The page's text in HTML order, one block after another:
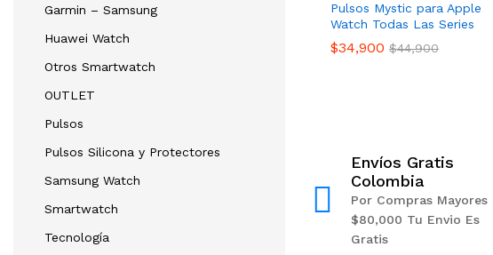
Pulsos Mystic para Apple
Watch Todas Las Series
$34,900 $44,900
Garmin – Samsung
Huawei Watch
Otros Smartwatch
OUTLET
Pulsos
Pulsos Silicona y Protectores
Samsung Watch
Smartwatch
Tecnología
Envíos Gratis
Colombia
Por Compras Mayores
$80,000 Tu Envio Es
Gratis